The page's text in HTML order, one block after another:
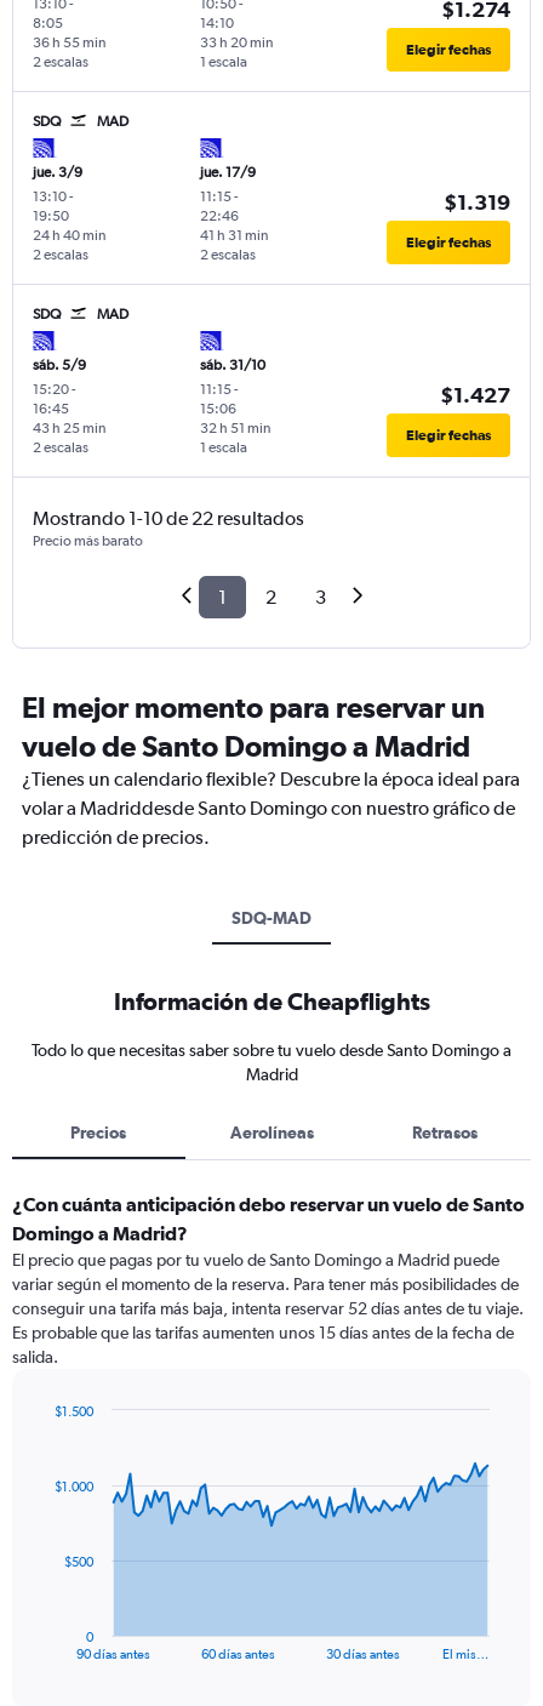
13:10-
8:05
2 escalas
36 h 55 min
10:50-
14:10
1 escala
33 h 20 min
$1.274
Elegir fechas
SDQ MAD
jue. 3/9
13:10-
19:50
2 escalas
24 h 40 min
jue. 17/9
11:15-
22:46
2 escalas
41 h 31 min
$1.319
Elegir fechas
SDQ MAD
sáb. 5/9
15:20-
16:45
2 escalas
43 h 25 min
sáb. 31/10
11:15-
15:06
1 escala
32 h 51 min
$1.427
Elegir fechas
Mostrando 1-10 de 22 resultados
Precio más barato
1 2 3
El mejor momento para reservar un
vuelo de Santo Domingo a Madrid
¿Tienes un calendario flexible? Descubre la época ideal para
volar a Madriddesde Santo Domingo con nuestro gráfico de
predicción de precios.
SDQ-MAD
Información de Cheapflights
Todo lo que necesitas saber sobre tu vuelo desde Santo Domingo a
Madrid
Precios Aerolíneas Retrasos
¿Con cuánta anticipación debo reservar un vuelo de Santo
Domingo a Madrid?
El precio que pagas por tu vuelo de Santo Domingo a Madrid puede
variar según el momento de la reserva. Para tener más posibilidades de
conseguir una tarifa más baja, intenta reservar 52 días antes de tu viaje.
Es probable que las tarifas aumenten unos 15 días antes de la fecha de
salida.
data
The
90 días antes 60 días antes 30 días antes El mis…
0
$500
$1.000
$1.500